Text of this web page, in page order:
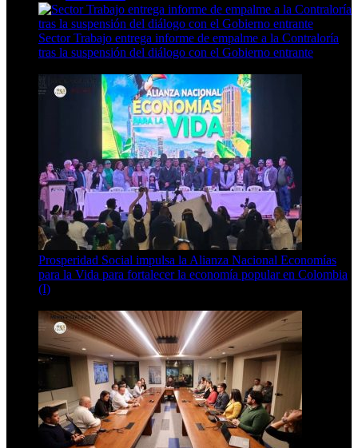
Sector Trabajo entrega informe de empalme a la Contraloría
tras la suspensión del diálogo con el Gobierno entrante
Prosperidad Social impulsa la Alianza Nacional Economías
para la Vida para fortalecer la economía popular en Colombia
(I)